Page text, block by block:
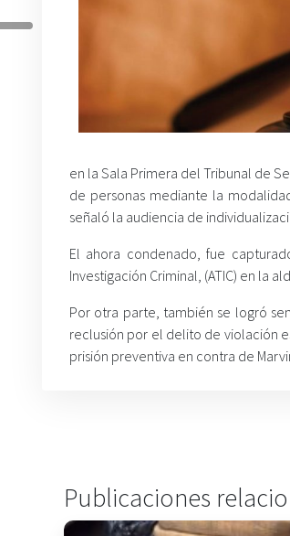
en la Sala Primera del Tribunal de
de personas mediante la
señaló la audiencia de
El ahora condenado, fue
Investigación Criminal, (ATIC) en la
Por otra parte, también se logró
reclusión por el delito de violación
prisión preventiva en contra de
Publicaciones